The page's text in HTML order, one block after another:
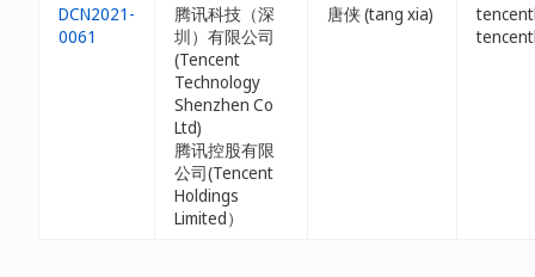
DCN2021-
0061
腾讯科技（深
圳）有限公司
(Tencent
Technology
Shenzhen Co
Ltd)
腾讯控股有限
公司(Tencent
Holdings
Limited）
唐侠 (tang xia)